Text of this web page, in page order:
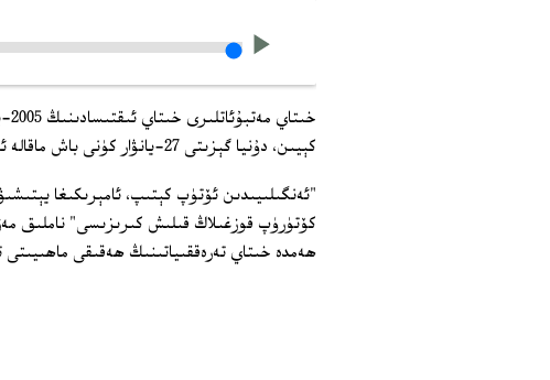
كېيىن، دۇنيا گېزىتى 27-يانۋار كۈنى باش ماقالە ئېلان قىلدى.
"ئەنگىلىيىدىن ئۆتۈپ كېتىپ، ئامېرىكىغا
كۆتۈرۈپ قوزغىلاڭ قىلىش كىرىزىسى" ناملىق
ھەمدە خىتاي تەرەققىياتىنىڭ ھەقىقى ماھىيىتى